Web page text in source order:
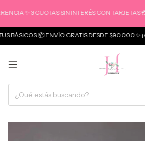
✨ 3 CUOTAS SIN INTERÉS CON TARJETAS 💳 3
📦 ENVÍO GRATIS DESDE $90.000 ✨